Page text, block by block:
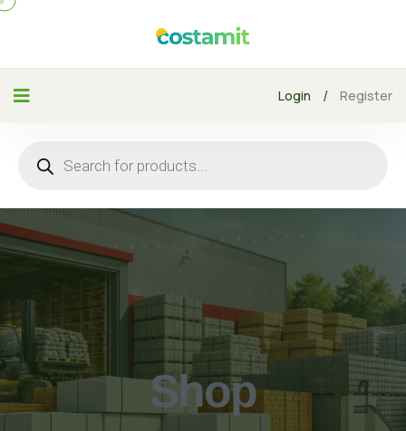
Login / Register
Shop